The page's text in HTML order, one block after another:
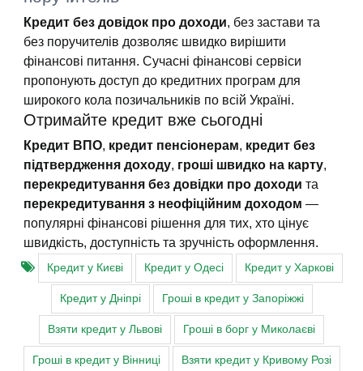
Кредит без довідок про доходи, без застави та
без поручителів дозволяє швидко вирішити
фінансові питання. Сучасні фінансові сервіси
пропонують доступ до кредитних програм для
широкого кола позичальників по всій Україні.
Отримайте кредит вже сьогодні
Кредит ВПО, кредит пенсіонерам, кредит без
підтвердження доходу, гроші швидко на карту,
перекредитування без довідки про доходи та
перекредитування з неофіційним доходом —
популярні фінансові рішення для тих, хто цінує
швидкість, доступність та зручність оформлення.
Кредит у Києві Кредит у Одесі Кредит у Харкові
Кредит у Дніпрі Гроші в кредит у Запоріжжі
Взяти кредит у Львові Гроші в борг у Миколаєві
Гроші в кредит у Вінниці Взяти кредит у Кривому Розі